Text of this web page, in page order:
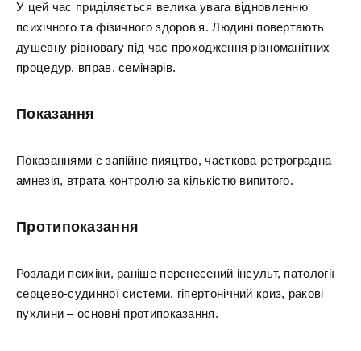
У цей час приділяється велика увага відновленню
психічного та фізичного здоров'я. Людині повертають
душевну рівновагу під час проходження різноманітних
процедур, вправ, семінарів.
Показання
Показаннями є запійне пияцтво, часткова ретроградна
амнезія, втрата контролю за кількістю випитого.
Протипоказання
Розлади психіки, раніше перенесений інсульт, патології
серцево-судинної системи, гіпертонічний криз, ракові
пухлини – основні протипоказання.